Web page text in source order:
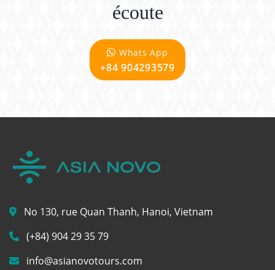
écoute
Whats App
+84 904293579
No 130, rue Quan Thanh, Hanoi, Vietnam
(+84) 904 29 35 79
info@asianovotours.com